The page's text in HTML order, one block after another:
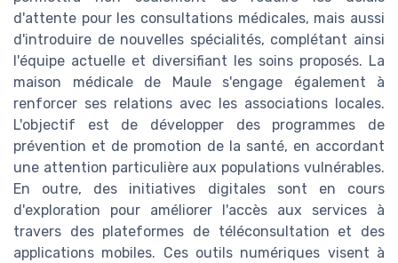
d'attente pour les consultations médicales, mais aussi
d'introduire de nouvelles spécialités, complétant ainsi
l'équipe actuelle et diversifiant les soins proposés. La
maison médicale de Maule s'engage également à
renforcer ses relations avec les associations locales.
L'objectif est de développer des programmes de
prévention et de promotion de la santé, en accordant
une attention particulière aux populations vulnérables.
En outre, des initiatives digitales sont en cours
d'exploration pour améliorer l'accès aux services à
travers des plateformes de téléconsultation et des
applications mobiles. Ces outils numériques visent à